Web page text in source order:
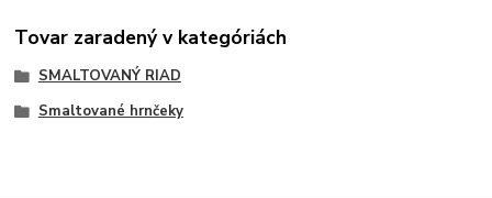
Tovar zaradený v kategóriách
SMALTOVANÝ RIAD
Smaltované hrnčeky